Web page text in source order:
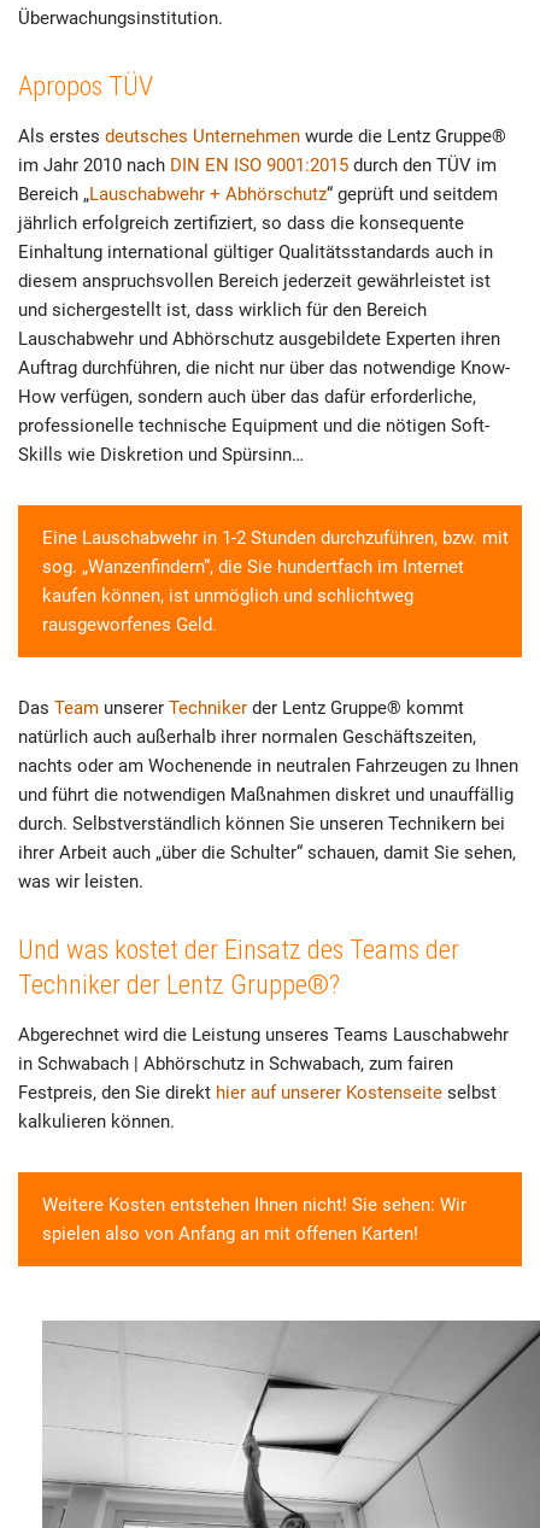
Überwachungsinstitution.
Apropos TÜV
Als erstes deutsches Unternehmen wurde die Lentz Gruppe®
im Jahr 2010 nach DIN EN ISO 9001:2015 durch den TÜV im
Bereich „Lauschabwehr + Abhörschutz“ geprüft und seitdem
jährlich erfolgreich zertifiziert, so dass die konsequente
Einhaltung international gültiger Qualitätsstandards auch in
diesem anspruchsvollen Bereich jederzeit gewährleistet ist
und sichergestellt ist, dass wirklich für den Bereich
Lauschabwehr und Abhörschutz ausgebildete Experten ihren
Auftrag durchführen, die nicht nur über das notwendige Know-
How verfügen, sondern auch über das dafür erforderliche,
professionelle technische Equipment und die nötigen Soft-
Skills wie Diskretion und Spürsinn…
Eine Lauschabwehr in 1-2 Stunden durchzuführen, bzw. mit
sog. „Wanzenfindern“, die Sie hundertfach im Internet
kaufen können, ist unmöglich und schlichtweg
rausgeworfenes Geld.
Das Team unserer Techniker der Lentz Gruppe® kommt
natürlich auch außerhalb ihrer normalen Geschäftszeiten,
nachts oder am Wochenende in neutralen Fahrzeugen zu Ihnen
und führt die notwendigen Maßnahmen diskret und unauffällig
durch. Selbstverständlich können Sie unseren Technikern bei
ihrer Arbeit auch „über die Schulter“ schauen, damit Sie sehen,
was wir leisten.
Und was kostet der Einsatz des Teams der
Techniker der Lentz Gruppe®?
Abgerechnet wird die Leistung unseres Teams Lauschabwehr
in Schwabach | Abhörschutz in Schwabach, zum fairen
Festpreis, den Sie direkt hier auf unserer Kostenseite selbst
kalkulieren können.
Weitere Kosten entstehen Ihnen nicht! Sie sehen: Wir
spielen also von Anfang an mit offenen Karten!